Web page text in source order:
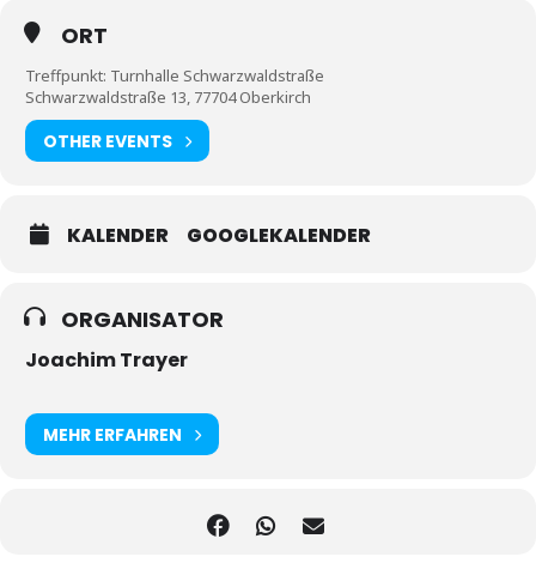
ORT
Treffpunkt: Turnhalle Schwarzwaldstraße
Schwarzwaldstraße 13, 77704 Oberkirch
OTHER EVENTS
KALENDER GOOGLEKALENDER
ORGANISATOR
Joachim Trayer
MEHR ERFAHREN